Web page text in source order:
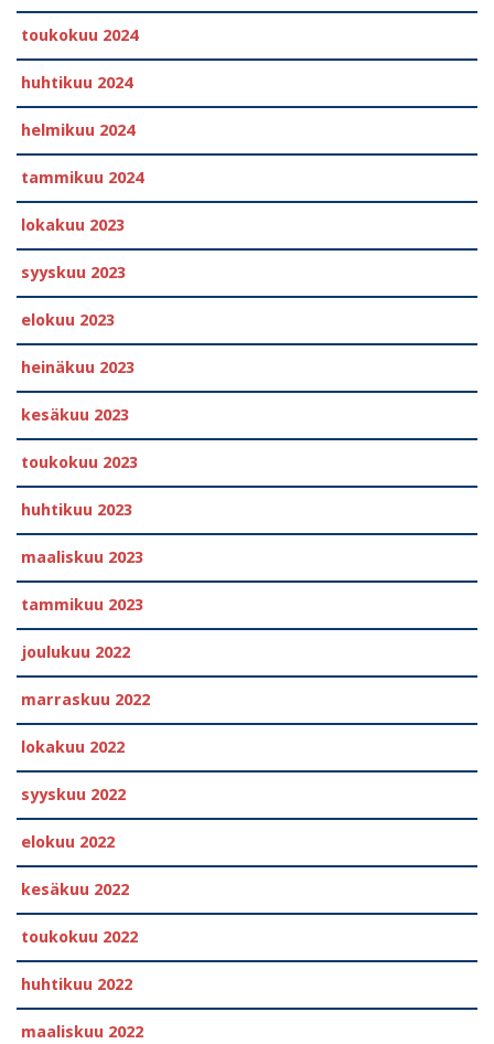
toukokuu 2024
huhtikuu 2024
helmikuu 2024
tammikuu 2024
lokakuu 2023
syyskuu 2023
elokuu 2023
heinäkuu 2023
kesäkuu 2023
toukokuu 2023
huhtikuu 2023
maaliskuu 2023
tammikuu 2023
joulukuu 2022
marraskuu 2022
lokakuu 2022
syyskuu 2022
elokuu 2022
kesäkuu 2022
toukokuu 2022
huhtikuu 2022
maaliskuu 2022